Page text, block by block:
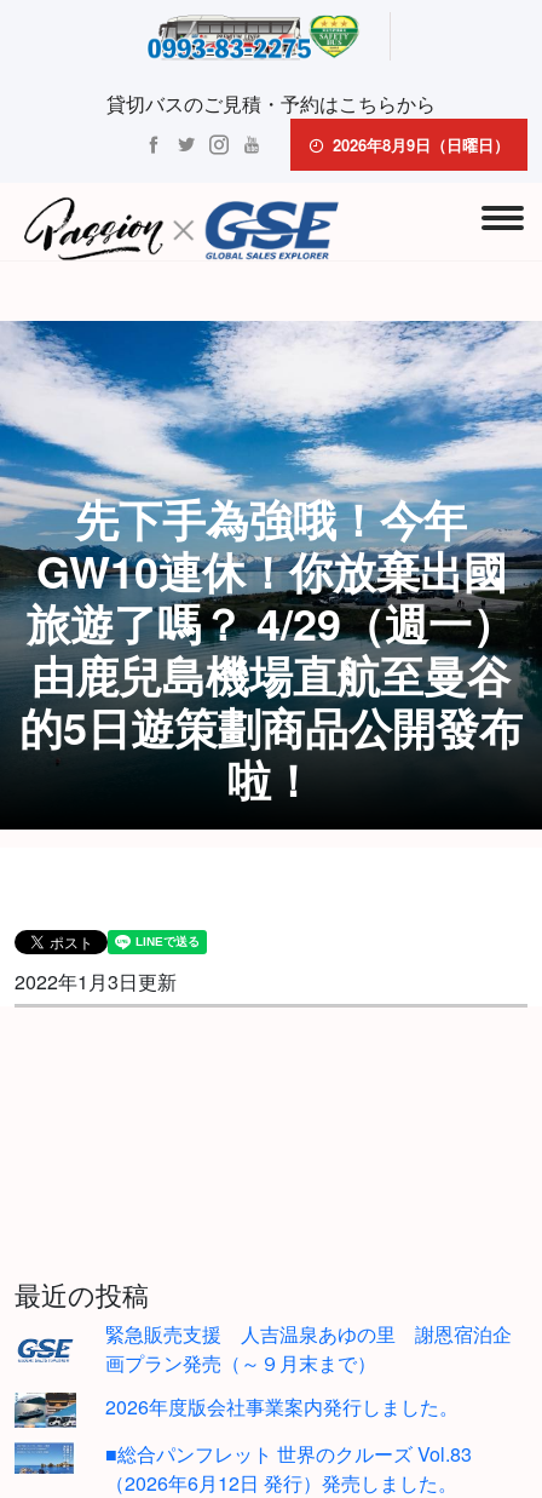
貸切バスのご見積・予約はこちらから
2026年8月9日（日曜日）
先下手為強哦！今年
GW10連休！你放棄出國
旅遊了嗎？ 4/29（週一）
由鹿兒島機場直航至曼谷
的5日遊策劃商品公開發布
啦！
2022年1月3日更新
最近の投稿
緊急販売支援 人吉温泉あゆの里 謝恩宿泊企
画プラン発売（～９月末まで）
2026年度版会社事業案内発行しました。
■総合パンフレット 世界のクルーズ Vol.83
（2026年6月12日 発行）発売しました。